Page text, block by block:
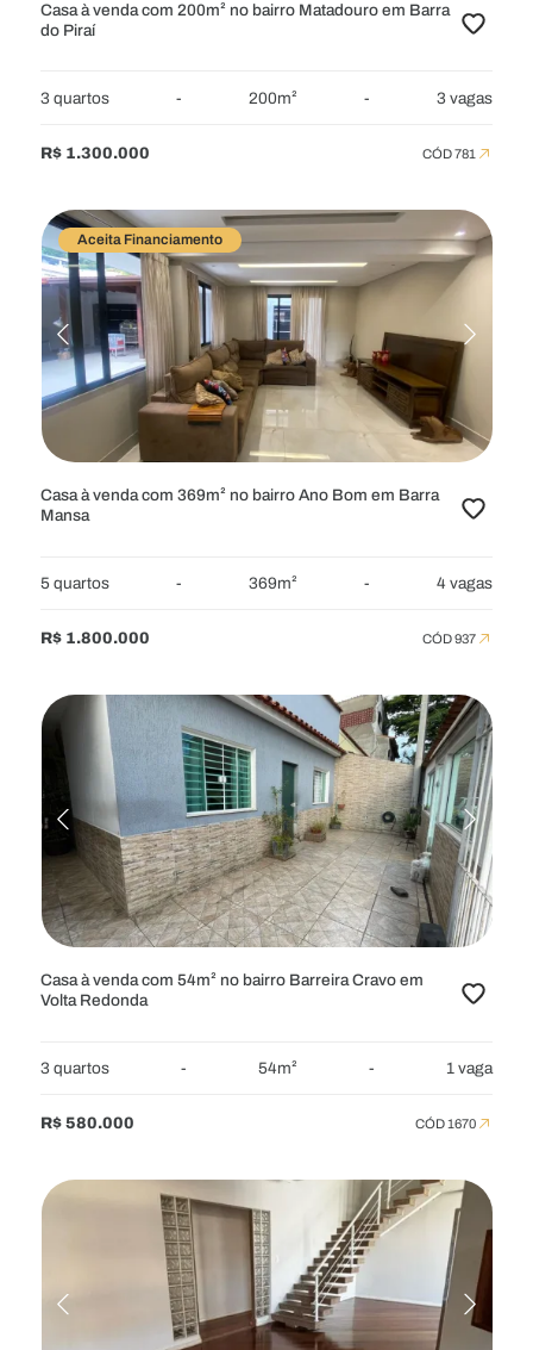
Casa à venda com 200m² no bairro Matadouro em Barra
do Piraí
3 quartos - 200m² - 3 vagas
R$ 1.300.000 CÓD 781
Aceita Financiamento
Casa à venda com 369m² no bairro Ano Bom em Barra
Mansa
5 quartos - 369m² - 4 vagas
R$ 1.800.000 CÓD 937
Casa à venda com 54m² no bairro Barreira Cravo em
Volta Redonda
3 quartos - 54m² - 1 vaga
R$ 580.000 CÓD 1670